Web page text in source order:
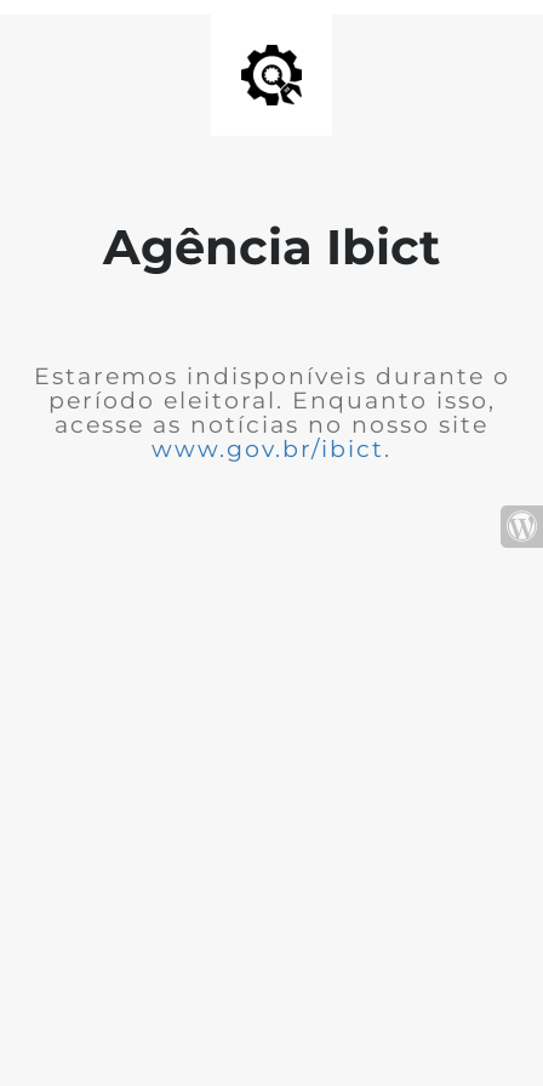
Agência Ibict
Estaremos indisponíveis durante o
período eleitoral. Enquanto isso,
acesse as notícias no nosso site
www.gov.br/ibict.